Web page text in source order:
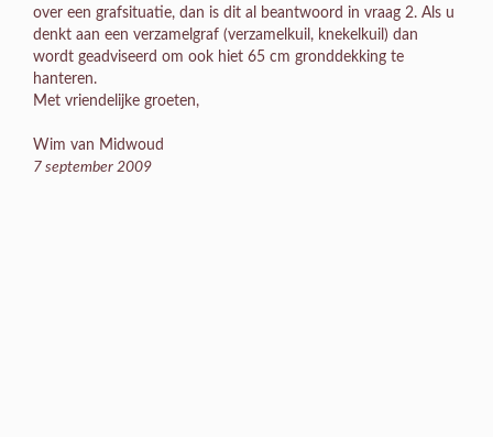
over een grafsituatie, dan is dit al beantwoord in vraag 2. Als u
denkt aan een verzamelgraf (verzamelkuil, knekelkuil) dan
wordt geadviseerd om ook hiet 65 cm gronddekking te
hanteren.
Met vriendelijke groeten,
Wim van Midwoud
7 september 2009